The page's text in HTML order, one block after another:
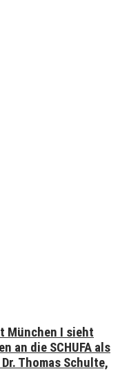
München I sieht
an die SCHUFA als
Thomas Schulte,